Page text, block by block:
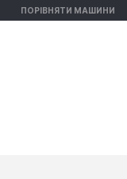
ПОРІВНЯТИ МАШИНИ